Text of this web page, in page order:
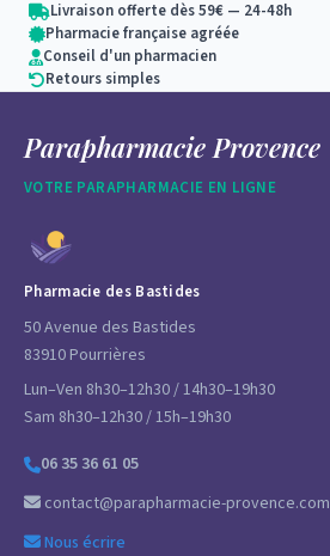
Livraison offerte dès 59€ — 24-48h
Pharmacie française agréée
Conseil d'un pharmacien
Retours simples
Parapharmacie Provence
VOTRE PARAPHARMACIE EN LIGNE
Pharmacie des Bastides
50 Avenue des Bastides
83910 Pourrières
Lun–Ven 8h30–12h30 / 14h30–19h30
Sam 8h30–12h30 / 15h–19h30
06 35 36 61 05
contact@parapharmacie-provence.com
Nous écrire